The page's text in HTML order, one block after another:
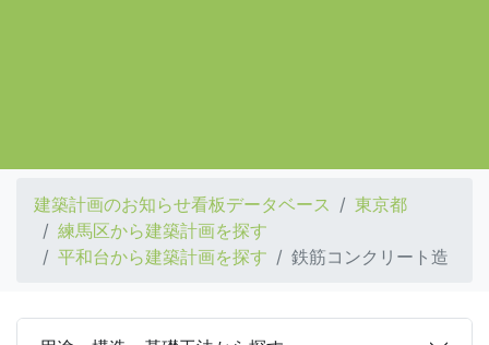
建築計画のお知らせ看板データベース
東京都
練馬区から建築計画を探す
平和台から建築計画を探す
鉄筋コンクリート造